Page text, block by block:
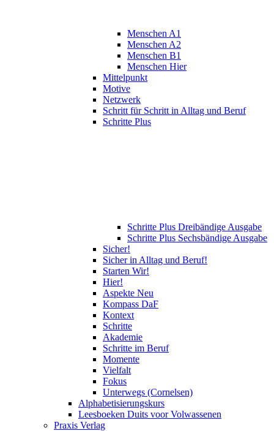
Menschen A1
Menschen A2
Menschen B1
Menschen Hier
Mittelpunkt
Motive
Netzwerk
Schritt für Schritt in Alltag und Beruf
Schritte Plus
Schritte Plus Dreibändige Ausgabe
Schritte Plus Sechsbändige Ausgabe
Sicher!
Sicher in Alltag und Beruf!
Starten Wir!
Hier!
Aspekte Neu
Kompass DaF
Kontext
Schritte
Akademie
Schritte im Beruf
Momente
Vielfalt
Fokus
Unterwegs (Cornelsen)
Alphabetisierungskurs
Leesboeken Duits voor Volwassenen
Praxis Verlag